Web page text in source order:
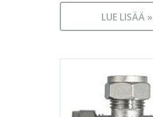
LUE LISÄÄ »